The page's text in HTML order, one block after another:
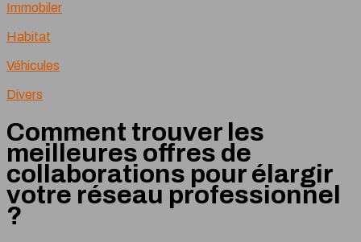
Immobiler
Habitat
Véhicules
Divers
Comment trouver les
meilleures offres de
collaborations pour élargir
votre réseau professionnel
?